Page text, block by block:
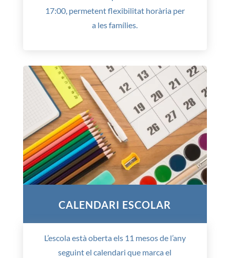
17:00, permetent flexibilitat horària per
a les famílies.
CALENDARI ESCOLAR
L’escola està oberta els 11 mesos de l’any
seguint el calendari que marca el